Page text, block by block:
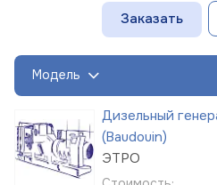
Заказать
Модель
Дизельный
(Baudouin)
ЭТРО